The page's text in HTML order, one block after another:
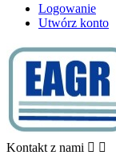
Logowanie
Utwórz konto
Kontakt z nami  